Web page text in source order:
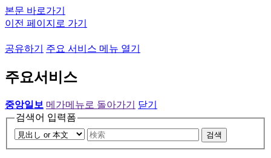
본문 바로가기
이전 페이지로 가기
공유하기 주요 서비스 메뉴 열기
주요서비스
중앙일보 메가메뉴로 돌아가기
닫기
검색어 입력폼
검색